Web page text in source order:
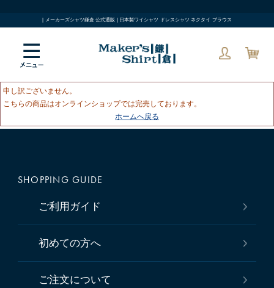
| メーカーズシャツ鎌倉 公式通販 | 日本製ワイシャツ ドレスシャツ ネクタイ ブラウス
申し訳ございません。
こちらの商品はオンラインショップでは完売しております。
ホームへ戻る
SHOPPING GUIDE
ご利用ガイド
初めての方へ
ご注文について